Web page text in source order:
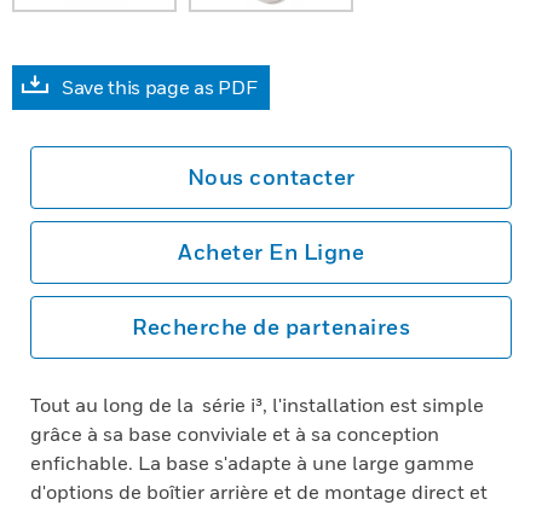
Save this page as PDF
Nous contacter
Acheter En Ligne
Recherche de partenaires
Tout au long de la série i³, l'installation est simple
grâce à sa base conviviale et à sa conception
enfichable. La base s'adapte à une large gamme
d'options de boîtier arrière et de montage direct et